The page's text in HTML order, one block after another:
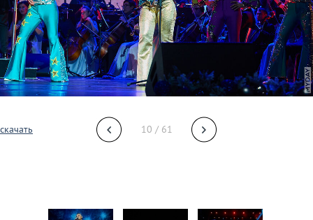
скачать 10 / 61